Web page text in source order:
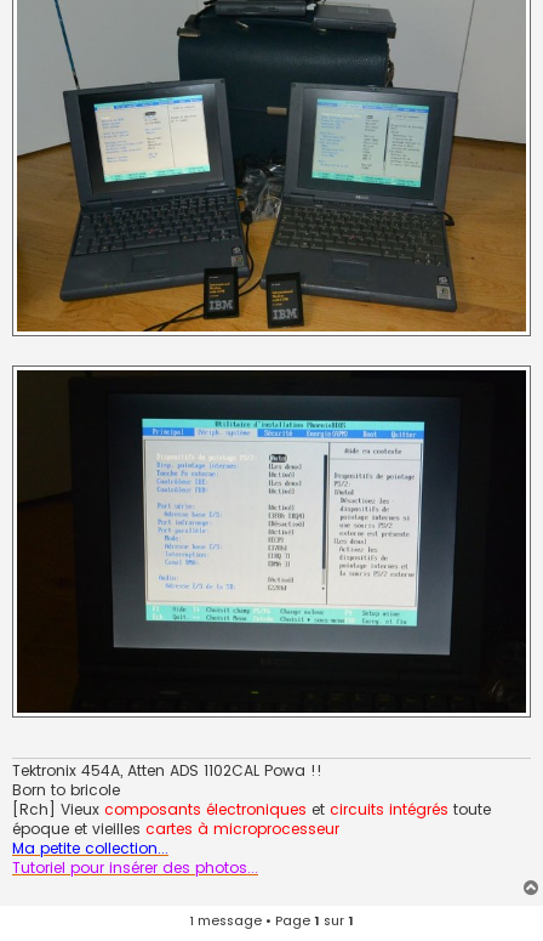
Tektronix 454A, Atten ADS 1102CAL Powa !!
Born to bricole
[Rch] Vieux composants électroniques et circuits intégrés toute
époque et vieilles cartes à microprocesseur
Ma petite collection...
Tutoriel pour insérer des photos...
1 message • Page1 sur1